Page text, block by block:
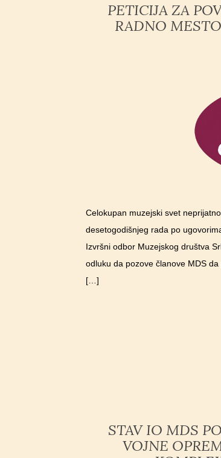
PETICIJA ZA
RADNO
Celokupan muzejski svet
desetogodišnjeg rada po
Izvršni odbor Muzejskog društva
odluku da pozove članove MDS
[…]
STAV IO MDS
VOJNE